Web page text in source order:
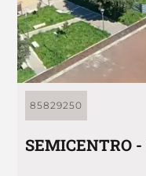
85829250
SEMICENTRO